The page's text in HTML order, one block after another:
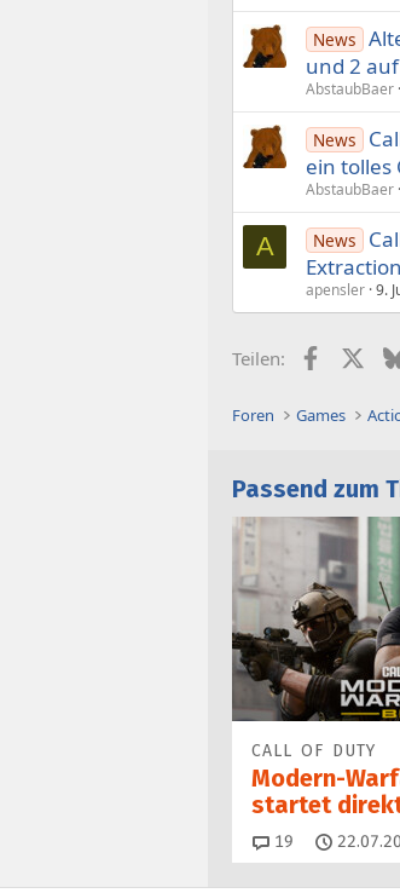
News
und 2
AbstaubBaer
News
ein tolles
AbstaubBaer
A News
apensler 9.
Teilen: Facebook
X
Foren Games
Passend zum
CALL OF DUTY
Modern-
startet direkt
19 Kommentare